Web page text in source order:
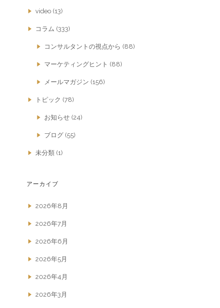
video (13)
コラム (333)
コンサルタントの視点から (88)
マーケティングヒント (88)
メールマガジン (156)
トピック (78)
お知らせ (24)
ブログ (55)
未分類 (1)
アーカイブ
2026年8月
2026年7月
2026年6月
2026年5月
2026年4月
2026年3月